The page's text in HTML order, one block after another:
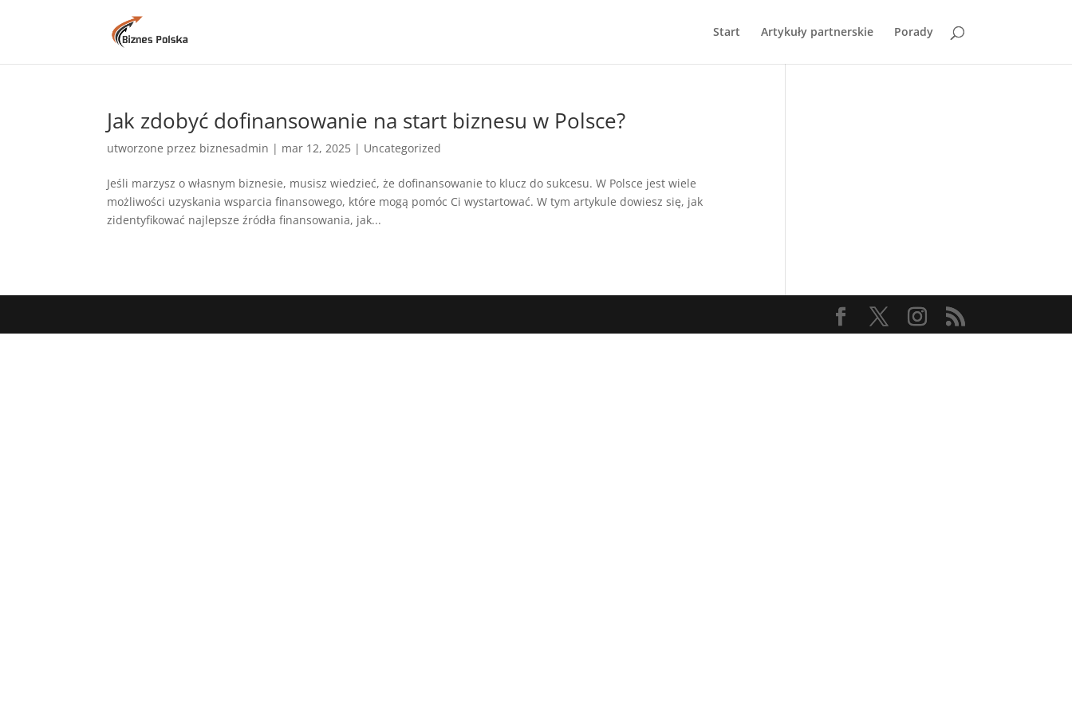
Start Artykuły partnerskie Porady
Jak zdobyć dofinansowanie na start biznesu w Polsce?
utworzone przez biznesadmin | mar 12, 2025 | Uncategorized
Jeśli marzysz o własnym biznesie, musisz wiedzieć, że dofinansowanie to klucz do sukcesu. W Polsce jest wiele
możliwości uzyskania wsparcia finansowego, które mogą pomóc Ci wystartować. W tym artykule dowiesz się, jak
zidentyfikować najlepsze źródła finansowania, jak...